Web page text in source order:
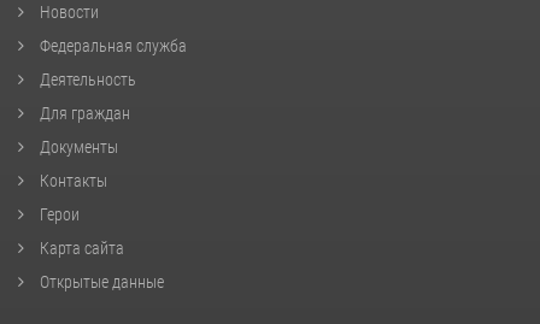
Новости
Федеральная служба
Деятельность
Для граждан
Документы
Контакты
Герои
Карта сайта
Открытые данные